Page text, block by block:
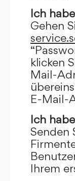
Ich
Gehen
klicken
Mail-
E-Mail-
Ich
Senden
Ihrem